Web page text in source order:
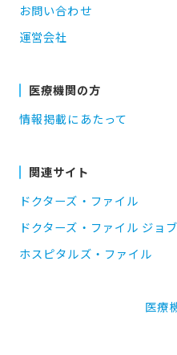
お問い合わせ
運営会社
医療機関の方
情報掲載にあたって
関連サイト
ドクターズ・ファイル
ドクターズ・ファイル ジョ
ホスピタルズ・ファイル
医療